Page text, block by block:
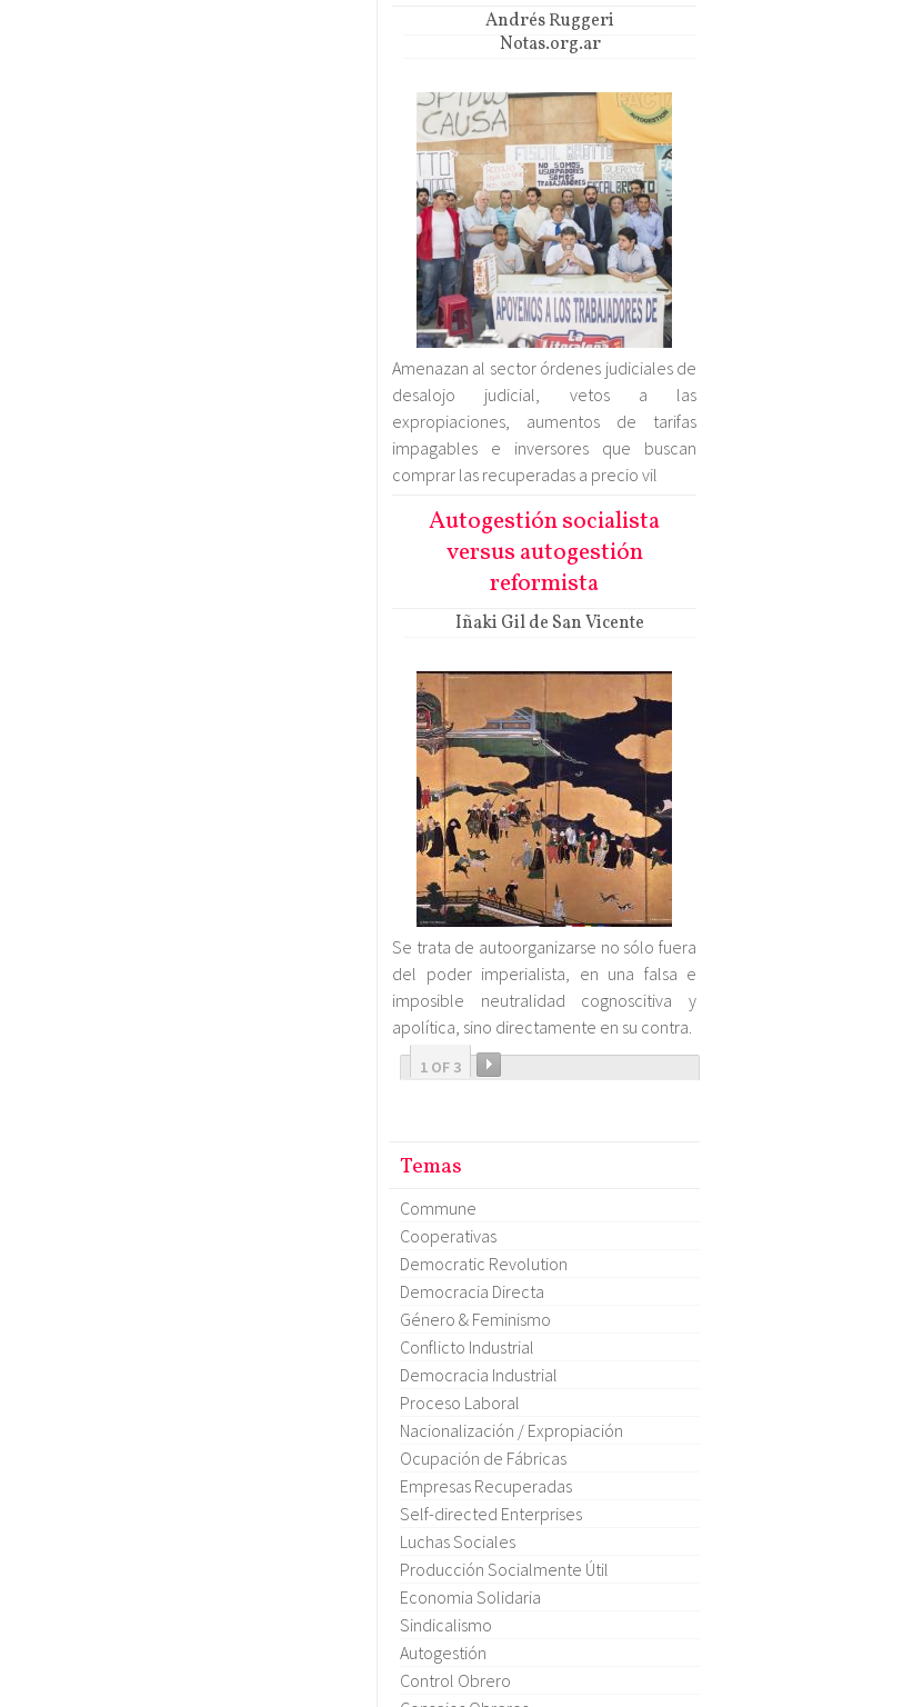
Andrés Ruggeri
Notas.org.ar
Amenazan al sector órdenes judiciales de
desalojo judicial, vetos a las
expropiaciones, aumentos de tarifas
impagables e inversores que buscan
comprar las recuperadas a precio vil
Autogestión socialista
versus autogestión
reformista
Iñaki Gil de San Vicente
Se trata de autoorganizarse no sólo fuera
del poder imperialista, en una falsa e
imposible neutralidad cognoscitiva y
apolítica, sino directamente en su contra.
1 OF 3
Temas
Commune
Cooperativas
Democratic Revolution
Democracia Directa
Género & Feminismo
Conflicto Industrial
Democracia Industrial
Proceso Laboral
Nacionalización / Expropiación
Ocupación de Fábricas
Empresas Recuperadas
Self-directed Enterprises
Luchas Sociales
Producción Socialmente Útil
Economia Solidaria
Sindicalismo
Autogestión
Control Obrero